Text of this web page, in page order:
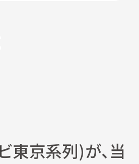
東京系列)が、当